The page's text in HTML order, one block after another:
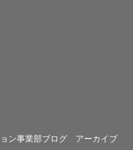
ン事業部ブログ アーカイブ